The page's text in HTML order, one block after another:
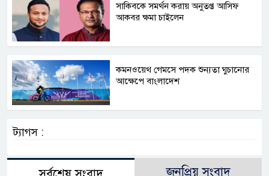
সাকিবকে সমর্থন করায় অনুতপ্ত আসিফ
আকবর ক্ষমা চাইলেন
কমনওয়েথ গেমসে পদক শুন্যতা ঘুচানোর
আক্ষেপে বাংলাদেশ
ট্যাগস :
জনপ্রিয় সংবাদ